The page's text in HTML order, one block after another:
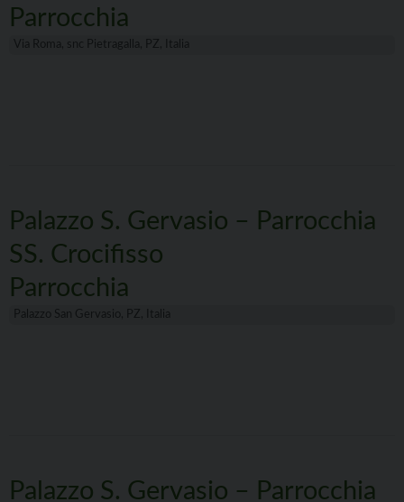
Parrocchia
Via Roma, snc Pietragalla, PZ, Italia
Palazzo S. Gervasio – Parrocchia
SS. Crocifisso
Parrocchia
Palazzo San Gervasio, PZ, Italia
Palazzo S. Gervasio – Parrocchia